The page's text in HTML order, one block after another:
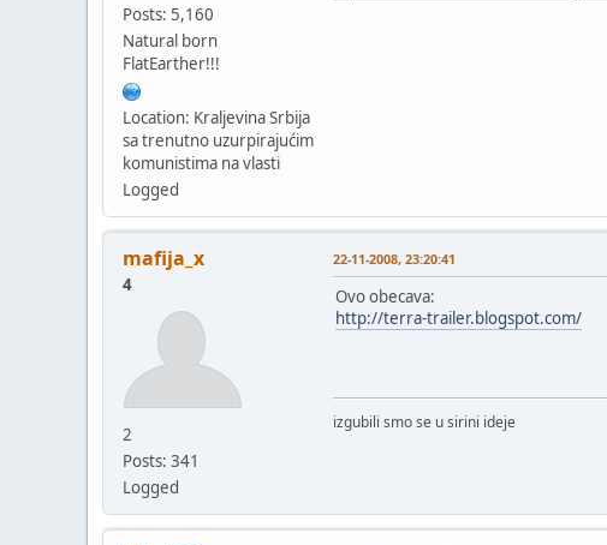
Posts: 5,160
Natural born
FlatEarther!!!
Location: Kraljevina Srbija
sa trenutno uzurpirajućim
komunistima na vlasti
Logged
mafija_x
4
2
Posts: 341
Logged
22-11-2008, 23:20:41
Ovo obecava:
http://terra-trailer.blogspot.com/
izgubili smo se u sirini ideje